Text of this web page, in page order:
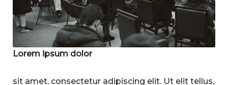
Lorem ipsum dolor
sit amet, consectetur adipiscing elit. Ut elit tellus,